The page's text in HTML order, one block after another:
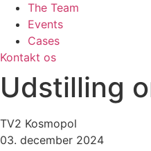
The Team
Events
Cases
Kontakt os
Udstilling
TV2 Kosmopol
03. december 2024